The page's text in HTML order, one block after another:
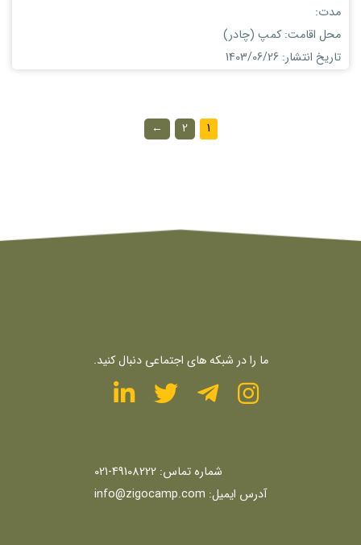
مدت:
محل اقامت: کمپ (چادر)
تاریخ انتشار: 1403/06/26
1
2
←
ما را در شبکه های اجتماعی دنبال کنید.
شماره تماس: 49108222-021
آدرس ایمیل: info@zigocamp.com